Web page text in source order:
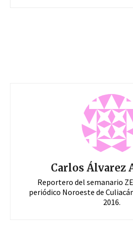
Carlos Álvarez
Reportero del semanario
periódico Noroeste de
2016.